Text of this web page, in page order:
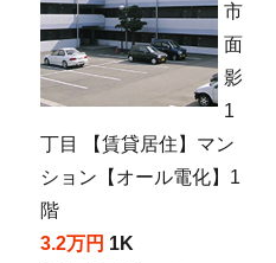
市
面
影
1
丁目 【賃貸居住】マン
ション【オール電化】1
階
3.2万円 1K